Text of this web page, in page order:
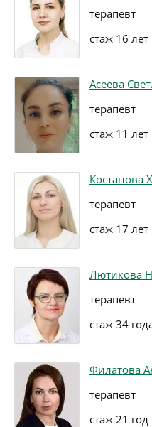
терапевт
стаж 16 лет
Асеева
терапевт
стаж 11 лет
Костанова
терапевт
стаж 17 лет
Лютикова
терапевт
стаж 34
Филатова
терапевт
стаж 21 год